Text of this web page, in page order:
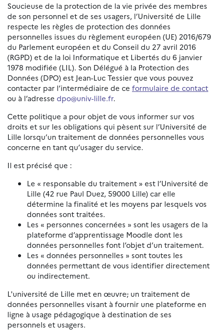
Soucieuse de la protection de la vie privée des membres
de son personnel et de ses usagers, l’Université de Lille
respecte les règles de protection des données
personnelles issues du règlement européen (UE) 2016/679
du Parlement européen et du Conseil du 27 avril 2016
(RGPD) et de la loi Informatique et Libertés du 6 janvier
1978 modifiée (LIL). Son Délégué à la Protection des
Données (DPO) est Jean-Luc Tessier que vous pouvez
contacter par l’intermédiaire de ce formulaire de contact
ou à l’adresse dpo@univ-lille.fr.
Cette politique a pour objet de vous informer sur vos
droits et sur les obligations qui pèsent sur l’Université de
Lille lorsqu’un traitement de données personnelles vous
concerne en tant qu’usager du service.
Il est précisé que :
Le « responsable du traitement » est l’Université de
Lille (42 rue Paul Duez, 59000 Lille) car elle
détermine la finalité et les moyens par lesquels vos
données sont traitées.
Les « personnes concernées » sont les usagers de la
plateforme d’apprentissage Moodle dont les
données personnelles font l’objet d’un traitement.
Les « données personnelles » sont toutes les
données permettant de vous identifier directement
ou indirectement.
L'université de Lille met en œuvre, un traitement de
données personnelles visant à fournir une plateforme en
ligne à usage pédagogique à destination de ses
personnels et usagers.